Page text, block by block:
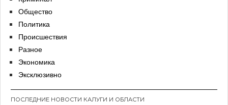
Общество
Политика
Происшествия
Разное
Экономика
Эксклюзивно
ПОСЛЕДНИЕ НОВОСТИ КАЛУГИ И ОБЛАСТИ